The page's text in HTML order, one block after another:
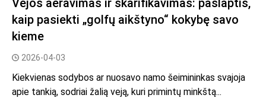
kaip pasiekti „golfų aikštyno“ kokybę savo
kieme
2026-04-03
Kiekvienas sodybos ar nuosavo namo šeimininkas svajoja
apie tankią, sodriai žalią veją, kuri primintų minkštą...